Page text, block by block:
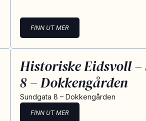
FINN UT MER
Historiske Eidsvoll –
8 – Dokkengården
Sundgata 8 – Dokkengården
FINN UT MER